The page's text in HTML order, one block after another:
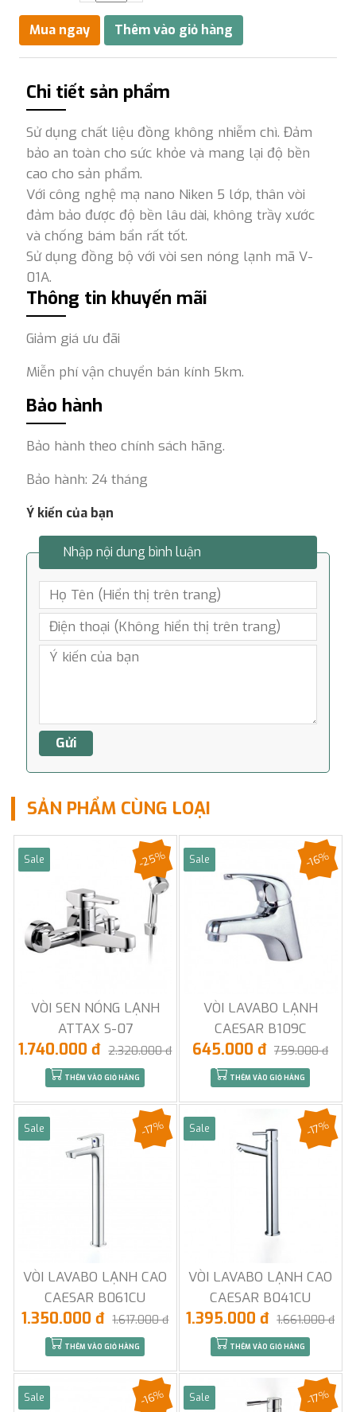
Chi tiết sản phẩm
Sử dụng chất liệu đồng không nhiễm chì. Đảm
bảo an toàn cho sức khỏe và mang lại độ bền
cao cho sản phẩm.
Với công nghệ mạ nano Niken 5 lớp, thân vòi
đảm bảo được độ bền lâu dài, không trầy xước
và chống bám bẩn rất tốt.
Sử dụng đồng bộ với vòi sen nóng lạnh mã V-
01A.
Thông tin khuyến mãi
Giảm giá ưu đãi
Miễn phí vận chuyển bán kính 5km.
Bảo hành
Bảo hành theo chính sách hãng.
Bảo hành: 24 tháng
Ý kiến của bạn
Nhập nội dung bình luận
SẢN PHẨM CÙNG LOẠI
Sale
VÒI SEN NÓNG LẠNH
ATTAX S-07
-25%
1.740.000 đ 2.320.000 đ
THÊM VÀO GIỎ HÀNG
Sale
VÒI LAVABO LẠNH
CAESAR B109C
-16%
645.000 đ 759.000 đ
THÊM VÀO GIỎ HÀNG
Sale
VÒI LAVABO LẠNH CAO
CAESAR B061CU
-17%
1.350.000 đ 1.617.000 đ
THÊM VÀO GIỎ HÀNG
Sale
VÒI LAVABO LẠNH CAO
CAESAR B041CU
-17%
1.395.000 đ 1.661.000 đ
THÊM VÀO GIỎ HÀNG
Sale -16% Sale -17%